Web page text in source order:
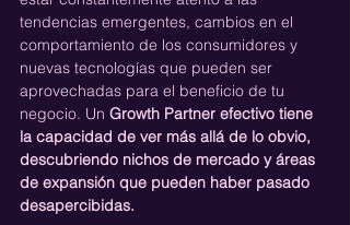
tendencias emergentes, cambios en el
comportamiento de los consumidores y
nuevas tecnologías que pueden ser
aprovechadas para el beneficio de tu
negocio. Un Growth Partner efectivo tiene
la capacidad de ver más allá de lo obvio,
descubriendo nichos de mercado y áreas
de expansión que pueden haber pasado
desapercibidas.